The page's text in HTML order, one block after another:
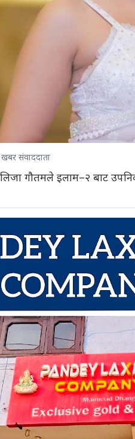
खबर संवाददाता
गौतमले इलाम–२ बाट